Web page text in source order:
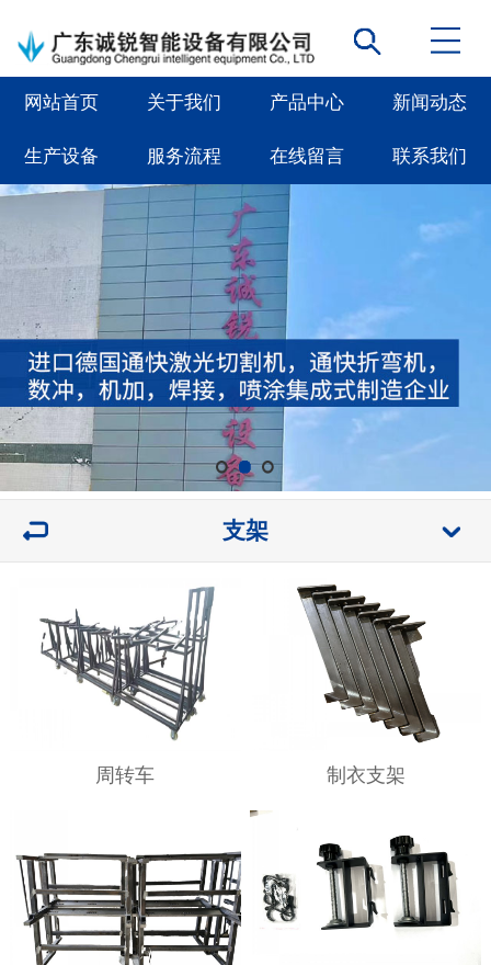
网站首页 关于我们 产品中心 新闻动态
生产设备 服务流程 在线留言 联系我们
支架
周转车 制衣支架